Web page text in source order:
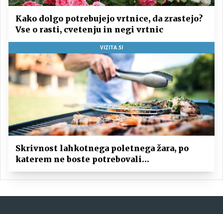
Kako dolgo potrebujejo vrtnice, da zrastejo?
Vse o rasti, cvetenju in negi vrtnic
VIZITA.SI
Skrivnost lahkotnega poletnega žara, po
katerem ne boste potrebovali
popoldanskega spanca